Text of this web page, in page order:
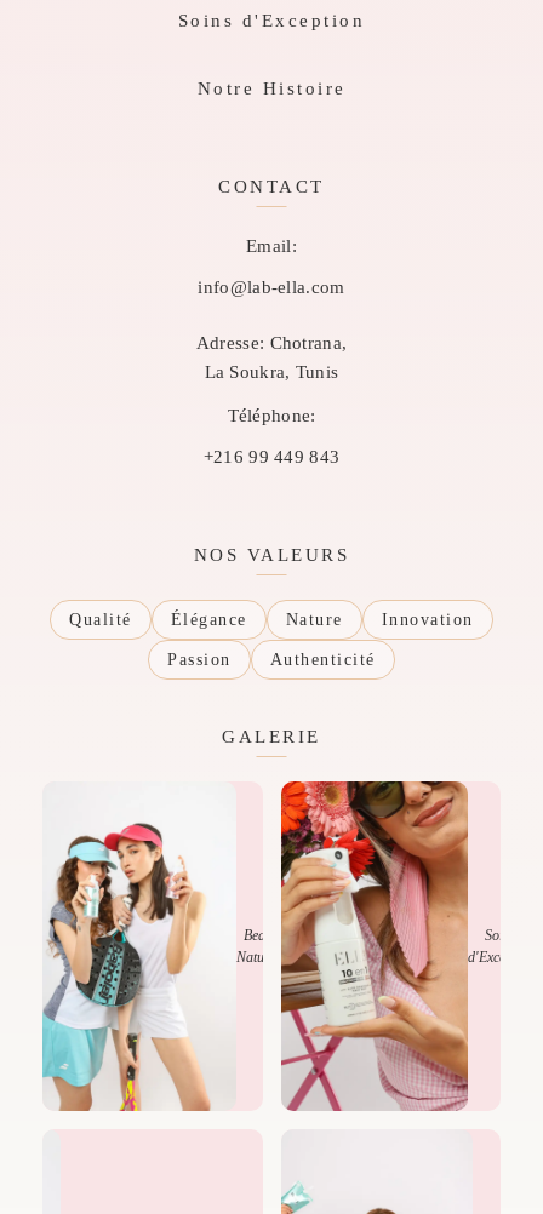
Soins d'Exception
Notre Histoire
CONTACT
Email:
info@lab-ella.com
Adresse: Chotrana,
La Soukra, Tunis
Téléphone:
+216 99 449 843
NOS VALEURS
Qualité Élégance Nature Innovation
Passion Authenticité
GALERIE
Beauté
Naturelle
Soins
d'Exception